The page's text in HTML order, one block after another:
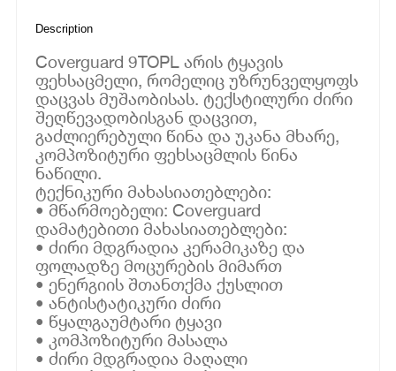
Description
Coverguard 9TOPL არის ტყავის
ფეხსაცმელი, რომელიც უზრუნველყოფს
დაცვას მუშაობისას. ტექსტილური ძირი
შეღწევადობისგან დაცვით,
გაძლიერებული წინა და უკანა მხარე,
კომპოზიტური ფეხსაცმლის წინა
ნაწილი.
ტექნიკური მახასიათებლები:
• მწარმოებელი: Coverguard
დამატებითი მახასიათებლები:
• ძირი მდგრადია კერამიკაზე და
ფოლადზე მოცურების მიმართ
• ენერგიის შთანთქმა ქუსლით
• ანტისტატიკური ძირი
• წყალგაუმტარი ტყავი
• კომპოზიტური მასალა
• ძირი მდგრადია მაღალი